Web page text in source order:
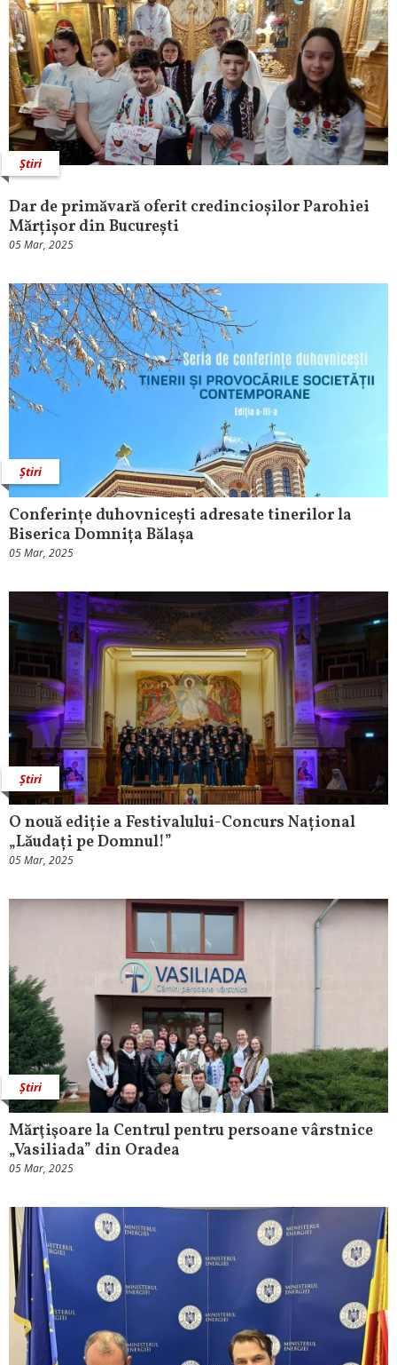
Știri
Dar de primăvară oferit credincioșilor Parohiei
Mărțișor din București
05 Mar, 2025
Știri
Conferințe duhovnicești adresate tinerilor la
Biserica Domnița Bălașa
05 Mar, 2025
Știri
O nouă ediție a Festivalului-Concurs Național
„Lăudați pe Domnul!”
05 Mar, 2025
Știri
Mărţişoare la Centrul pentru persoane vârstnice
„Vasiliada” din Oradea
05 Mar, 2025